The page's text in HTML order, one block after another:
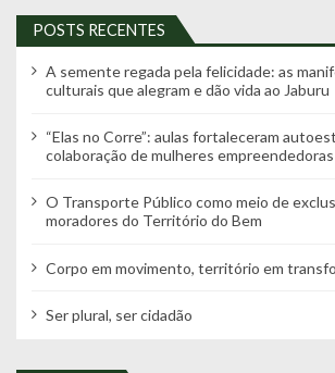
POSTS RECENTES
A semente regada pela felicidade: as
culturais que alegram e dão vida ao Jaburu
“Elas no Corre”: aulas fortaleceram
colaboração de mulheres empreendedoras
O Transporte Público como meio de
moradores do Território do Bem
Corpo em movimento, território em
Ser plural, ser cidadão